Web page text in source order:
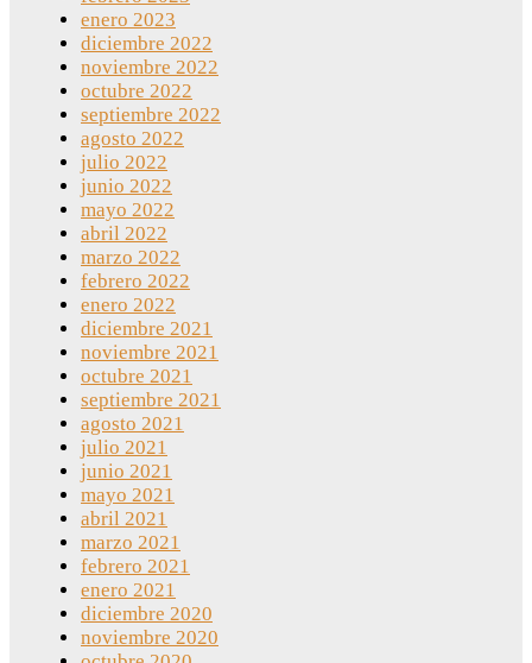
enero 2023
diciembre 2022
noviembre 2022
octubre 2022
septiembre 2022
agosto 2022
julio 2022
junio 2022
mayo 2022
abril 2022
marzo 2022
febrero 2022
enero 2022
diciembre 2021
noviembre 2021
octubre 2021
septiembre 2021
agosto 2021
julio 2021
junio 2021
mayo 2021
abril 2021
marzo 2021
febrero 2021
enero 2021
diciembre 2020
noviembre 2020